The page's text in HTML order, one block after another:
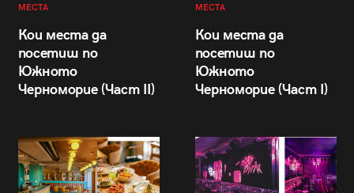
МЕСТА
Кои места да
посетиш по
Южното
Черноморие (Част II)
МЕСТА
Кои места да
посетиш по
Южното
Черноморие (Част I)